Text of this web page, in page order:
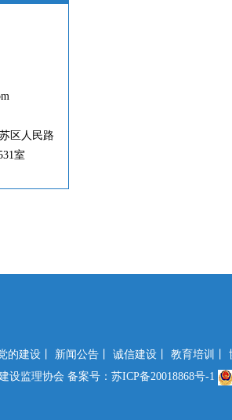
区人民路
室
的建设丨 新闻公告丨 诚信建设丨 教育培训丨
设监理协会 备案号：苏ICP备20018868号-1